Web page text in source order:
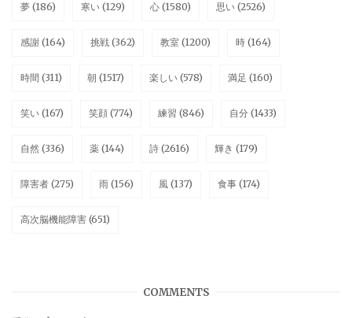
夢 (186) 寒い (129) 心 (1580) 思い (2526)
感謝 (164) 挑戦 (362) 教室 (1200) 時 (164)
時間 (311) 朝 (1517) 楽しい (578) 満足 (160)
笑い (167) 笑顔 (774) 練習 (846) 自分 (1433)
自然 (336) 薬 (144) 詩 (2616) 輝き (179)
障害者 (275) 雨 (156) 風 (137) 食事 (174)
高次脳機能障害 (651)
COMMENTS